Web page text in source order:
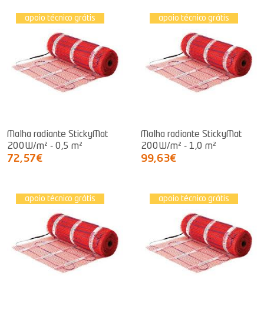
apoio técnico grátis
Malha radiante StickyMat
200W/m² - 0,5 m²
72,57€
apoio técnico grátis
Malha radiante StickyMat
200W/m² - 1,0 m²
99,63€
apoio técnico grátis apoio técnico grátis